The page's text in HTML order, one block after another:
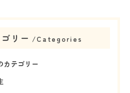
リー Categories
カテゴリー